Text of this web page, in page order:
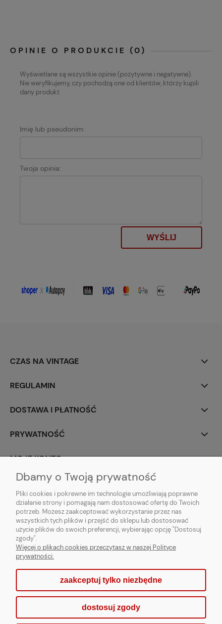
OPINIE O PRODUKCIE (0)
Wyświetlane są wszystkie opinie (pozytywne i negatywne).
Nie weryfikujemy, czy pochodzą one od klientów, którzy kupili
dany produkt.
Imię lub pseudonim:
Twoja opinia:
WYŚLIJ
CZAS NA VINTAGE
REGULAMIN
DOSTAWA I PŁATNOŚĆ
PRYWATNOŚĆ
MOJE KONTO
PARTNERZY
Sklep internetowy Shoper.pl
Dbamy o Twoją prywatność
Pliki cookies i pokrewne im technologie umożliwiają poprawne
działanie strony i pomagają nam dostosować ofertę do Twoich
potrzeb. Możesz zaakceptować wykorzystanie przez nas
wszystkich tych plików i przejść do sklepu lub dostosować
użycie plików do swoich preferencji, wybierając opcję "Dostosuj
zgody".
Więcej o plikach cookies przeczytasz w naszej Polityce
prywatności.
zaakceptuj tylko niezbędne
dostosuj zgody